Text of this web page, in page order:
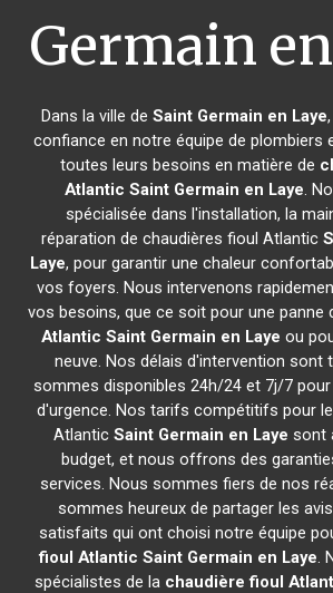
Germain
Dans la ville de Saint Germain en Laye
confiance en notre équipe de plombiers
toutes leurs besoins en matière de
Atlantic Saint Germain en Laye.
spécialisée dans l'installation, la
réparation de chaudières fioul Atlantic
Laye, pour garantir une chaleur
vos foyers. Nous intervenons
vos besoins, que ce soit pour une panne
Atlantic Saint Germain en Laye ou
neuve. Nos délais d'intervention sont
sommes disponibles 24h/24 et 7j/7
d'urgence. Nos tarifs compétitifs pour
Atlantic Saint Germain en Laye sont
budget, et nous offrons des
services. Nous sommes fiers de nos
sommes heureux de partager les
satisfaits qui ont choisi notre équipe
fioul Atlantic Saint Germain en Laye.
spécialistes de la chaudière fioul